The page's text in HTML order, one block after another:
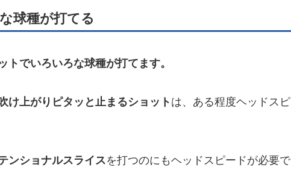
球種が打てる
でいろいろな球種が打てます。
け上がりピタッと止まるショット は、ある程度ヘッドスピ
ンショナルスライスを打つのにもヘッドスピードが必要で